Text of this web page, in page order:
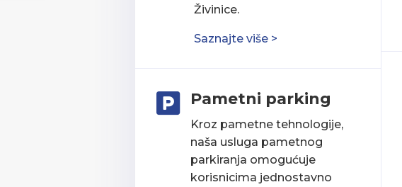
Živinice.
Saznajte više >
 Pametni parking
Kroz pametne tehnologije,
naša usluga pametnog
parkiranja omogućuje
korisnicima jednostavno